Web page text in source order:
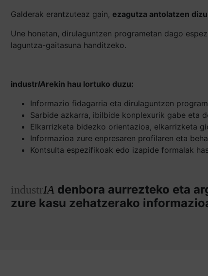
Galderak erantzuteaz gain, ezagutza antolatzen dizu
Une honetan, dirulaguntzen programetan dago
laguntza-gaitasuna handitzeko.
industrIArekin hau lortuko duzu:
Informazio fidagarria eta dirulaguntzen
Sarbide azkarra, ibilbide konplexurik gabe eta
Elkarrizketa bidezko orientazioa, elkarrizketa
Informazioa zure enpresaren profilaren eta
Kontsulta espezifikoak edo izapide formalak
industrIA denbora aurrezteko eta
zure kasu zehatzerako